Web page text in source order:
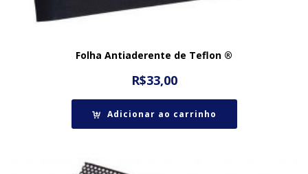
Folha Antiaderente de Teflon ®
R$33,00
Adicionar ao carrinho